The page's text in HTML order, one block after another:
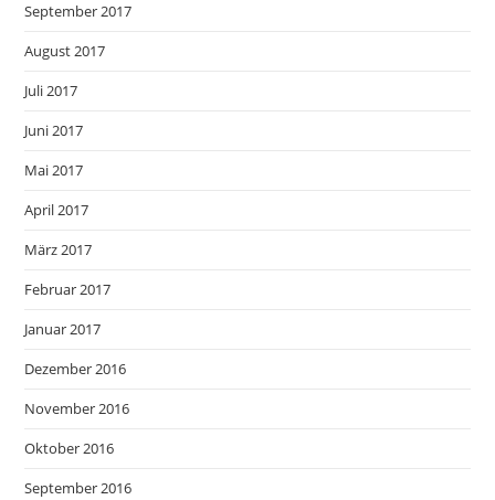
September 2017
August 2017
Juli 2017
Juni 2017
Mai 2017
April 2017
März 2017
Februar 2017
Januar 2017
Dezember 2016
November 2016
Oktober 2016
September 2016